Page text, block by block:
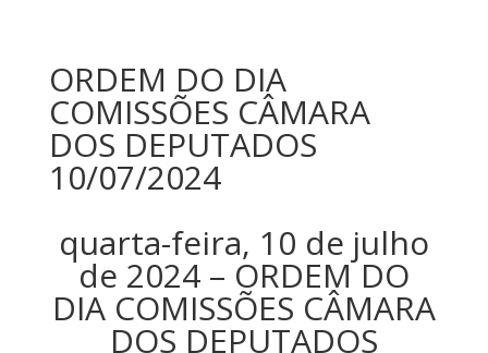
ORDEM DO DIA
COMISSÕES CÂMARA
DOS DEPUTADOS
10/07/2024
quarta-feira, 10 de julho
de 2024 – ORDEM DO
DIA COMISSÕES CÂMARA
DOS DEPUTADOS